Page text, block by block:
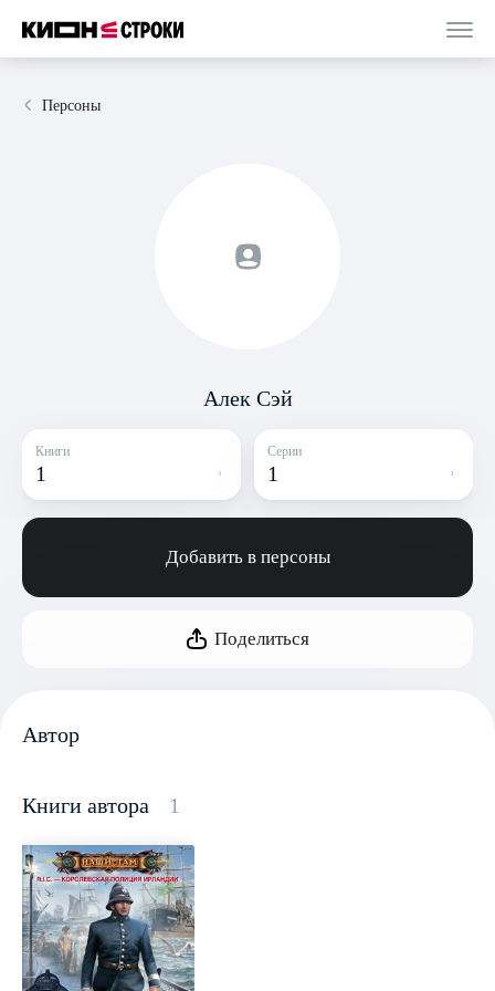
Персоны
Алек Сэй
Книги
1
Серии
1
Добавить в персоны
Поделиться
Автор
Книги автора 1